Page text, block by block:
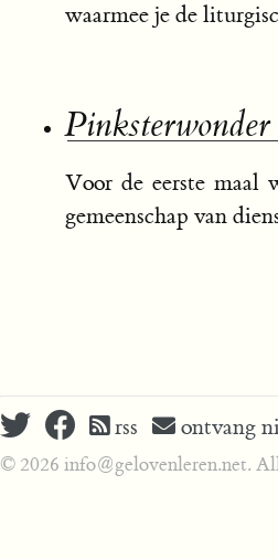
waarmee je de
Voor de eerste maal
gemeenschap van
rss ontvang
© 2026 info@gelovenleren.net.